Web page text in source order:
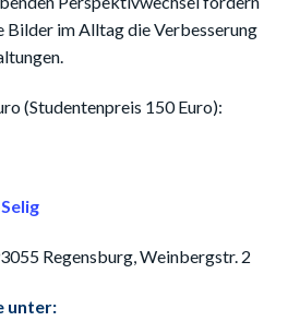
Bilder im Alltag die Verbesserung
(Studentenpreis 150 Euro):
Regensburg, Weinbergstr. 2
unter: